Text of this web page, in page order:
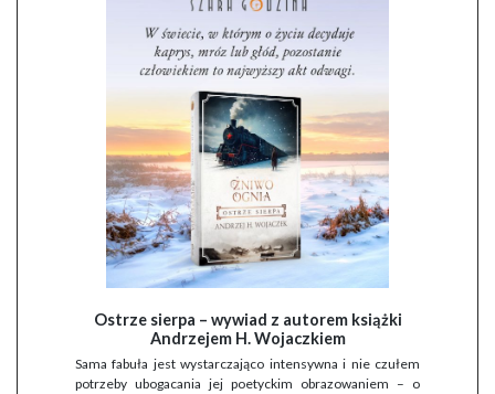
Ostrze sierpa – wywiad z autorem książki
Andrzejem H. Wojaczkiem
Sama fabuła jest wystarczająco intensywna i nie czułem
potrzeby ubogacania jej poetyckim obrazowaniem – o